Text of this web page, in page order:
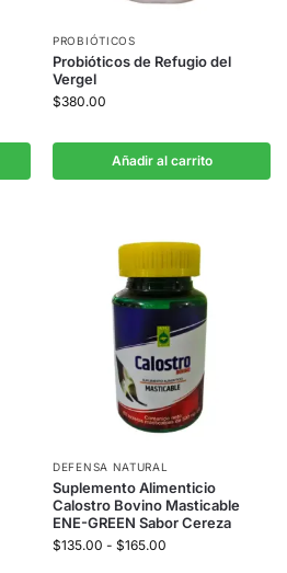
PROBIÓTICOS
Probióticos de Refugio del
Vergel
$380.00
Añadir al carrito
DEFENSA NATURAL
Suplemento Alimenticio
Calostro Bovino Masticable
ENE-GREEN Sabor Cereza
$135.00 - $165.00